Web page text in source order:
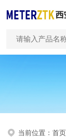
当前位置：首页